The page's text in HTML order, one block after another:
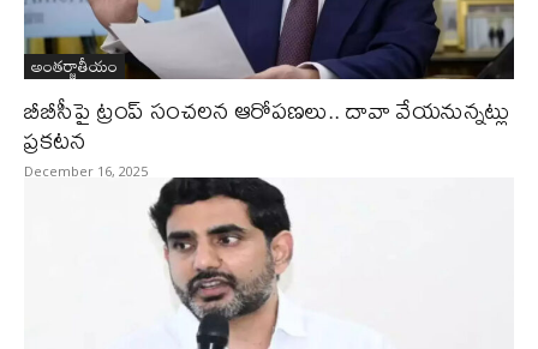
అంతర్జాతీయం
బీబీసీపై ట్రంప్ సంచలన ఆరోపణలు.. దావా వేయనున్నట్లు
ప్రకటన
December 16, 2025